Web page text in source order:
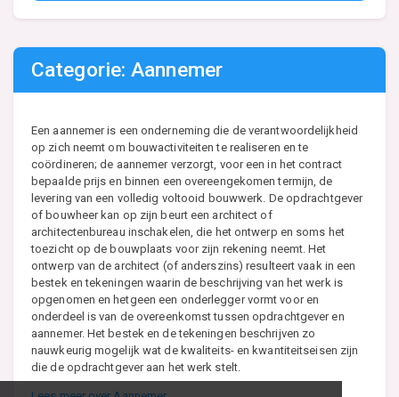
Categorie: Aannemer
Een aannemer is een onderneming die de verantwoordelijkheid
op zich neemt om bouwactiviteiten te realiseren en te
coördineren; de aannemer verzorgt, voor een in het contract
bepaalde prijs en binnen een overeengekomen termijn, de
levering van een volledig voltooid bouwwerk. De opdrachtgever
of bouwheer kan op zijn beurt een architect of
architectenbureau inschakelen, die het ontwerp en soms het
toezicht op de bouwplaats voor zijn rekening neemt. Het
ontwerp van de architect (of anderszins) resulteert vaak in een
bestek en tekeningen waarin de beschrijving van het werk is
opgenomen en hetgeen een onderlegger vormt voor en
onderdeel is van de overeenkomst tussen opdrachtgever en
aannemer. Het bestek en de tekeningen beschrijven zo
nauwkeurig mogelijk wat de kwaliteits- en kwantiteitseisen zijn
die de opdrachtgever aan het werk stelt.